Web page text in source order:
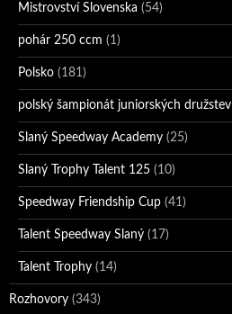
Mistrovství Slovenska (54)
pohár 250 ccm (1)
Polsko (181)
polský šampionát juniorských družstev
Slaný Speedway Academy (25)
Slaný Trophy Talent 125 (10)
Speedway Friendship Cup (41)
Talent Speedway Slaný (17)
Talent Trophy (14)
Rozhovory (343)